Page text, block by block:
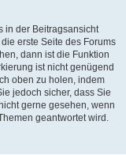
in der Beitragsansicht
erste Seite des Forums
dann ist die Funktion
ist nicht genügend
oben zu holen, indem
jedoch sicher, dass Sie
gerne gesehen, wenn
geantwortet wird.